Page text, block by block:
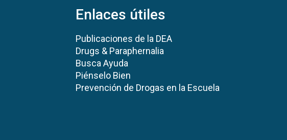
Enlaces útiles
Publicaciones de la DEA
Drugs & Paraphernalia
Busca Ayuda
Piénselo Bien
Prevención de Drogas en la Escuela